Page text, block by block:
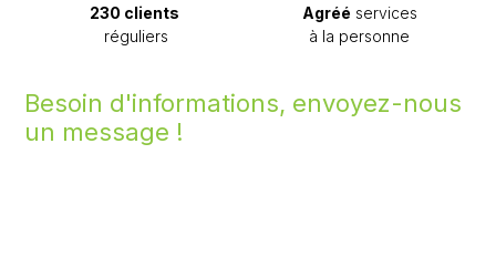
230 clients
réguliers
Agréé services
à la personne
Besoin d'informations, envoyez-nous
un message !